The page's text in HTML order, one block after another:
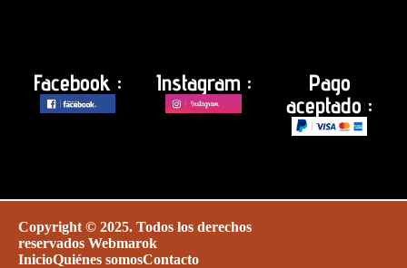
Facebook : Instagram :
Pago
aceptado :
Copyright © 2025. Todos los derechos
reservados Webmarok
InicioQuiénes somosContacto